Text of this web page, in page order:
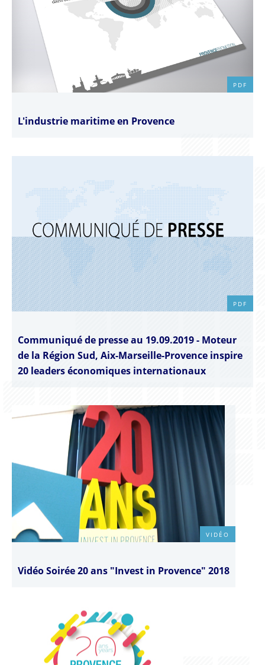
PDF
L'industrie maritime en Provence
PDF
Communiqué de presse au 19.09.2019 - Moteur
de la Région Sud, Aix-Marseille-Provence inspire
20 leaders économiques internationaux
VIDÉO
Vidéo Soirée 20 ans "Invest in Provence" 2018